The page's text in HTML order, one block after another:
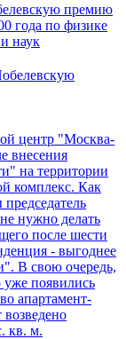
премию
года по физике
наук
центр "Москва-
внесения
на территории
комплекс. Как
нужно делать
после шести
- выгоднее
В свою очередь,
появились
апартамент-
возведено
кв. м.